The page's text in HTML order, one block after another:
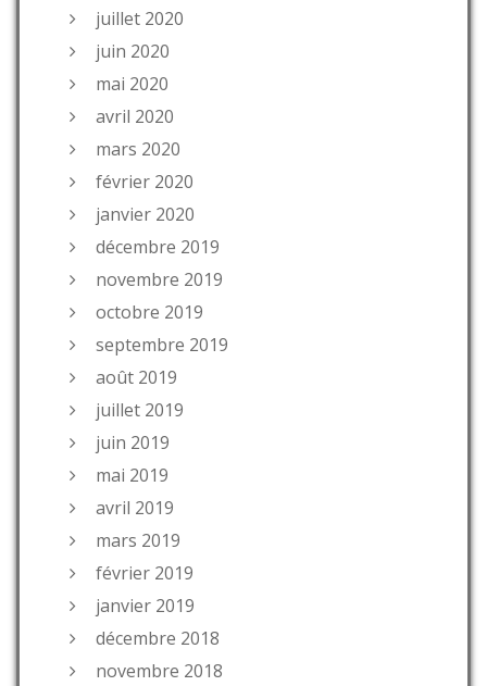
juillet 2020
juin 2020
mai 2020
avril 2020
mars 2020
février 2020
janvier 2020
décembre 2019
novembre 2019
octobre 2019
septembre 2019
août 2019
juillet 2019
juin 2019
mai 2019
avril 2019
mars 2019
février 2019
janvier 2019
décembre 2018
novembre 2018